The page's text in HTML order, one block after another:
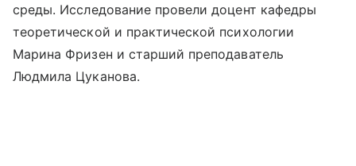
среды. Исследование провели доцент кафедры
теоретической и практической психологии
Марина Фризен и старший преподаватель
Людмила Цуканова.